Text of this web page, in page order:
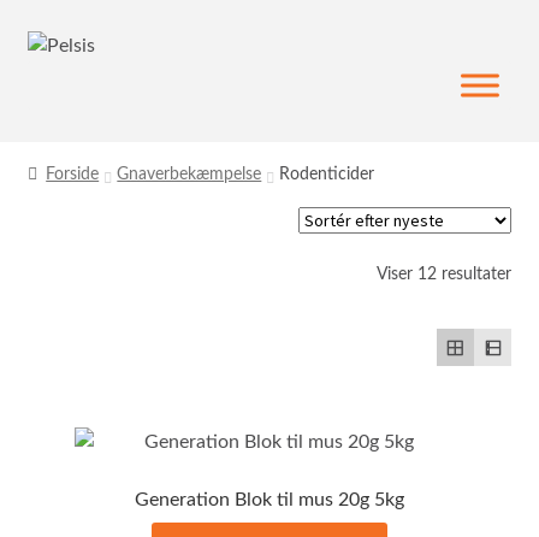
Spring
Spring
Forside Gnaverbekæmpelse Rodenticider
Viser 12 resultater
Generation Blok til mus 20g 5kg